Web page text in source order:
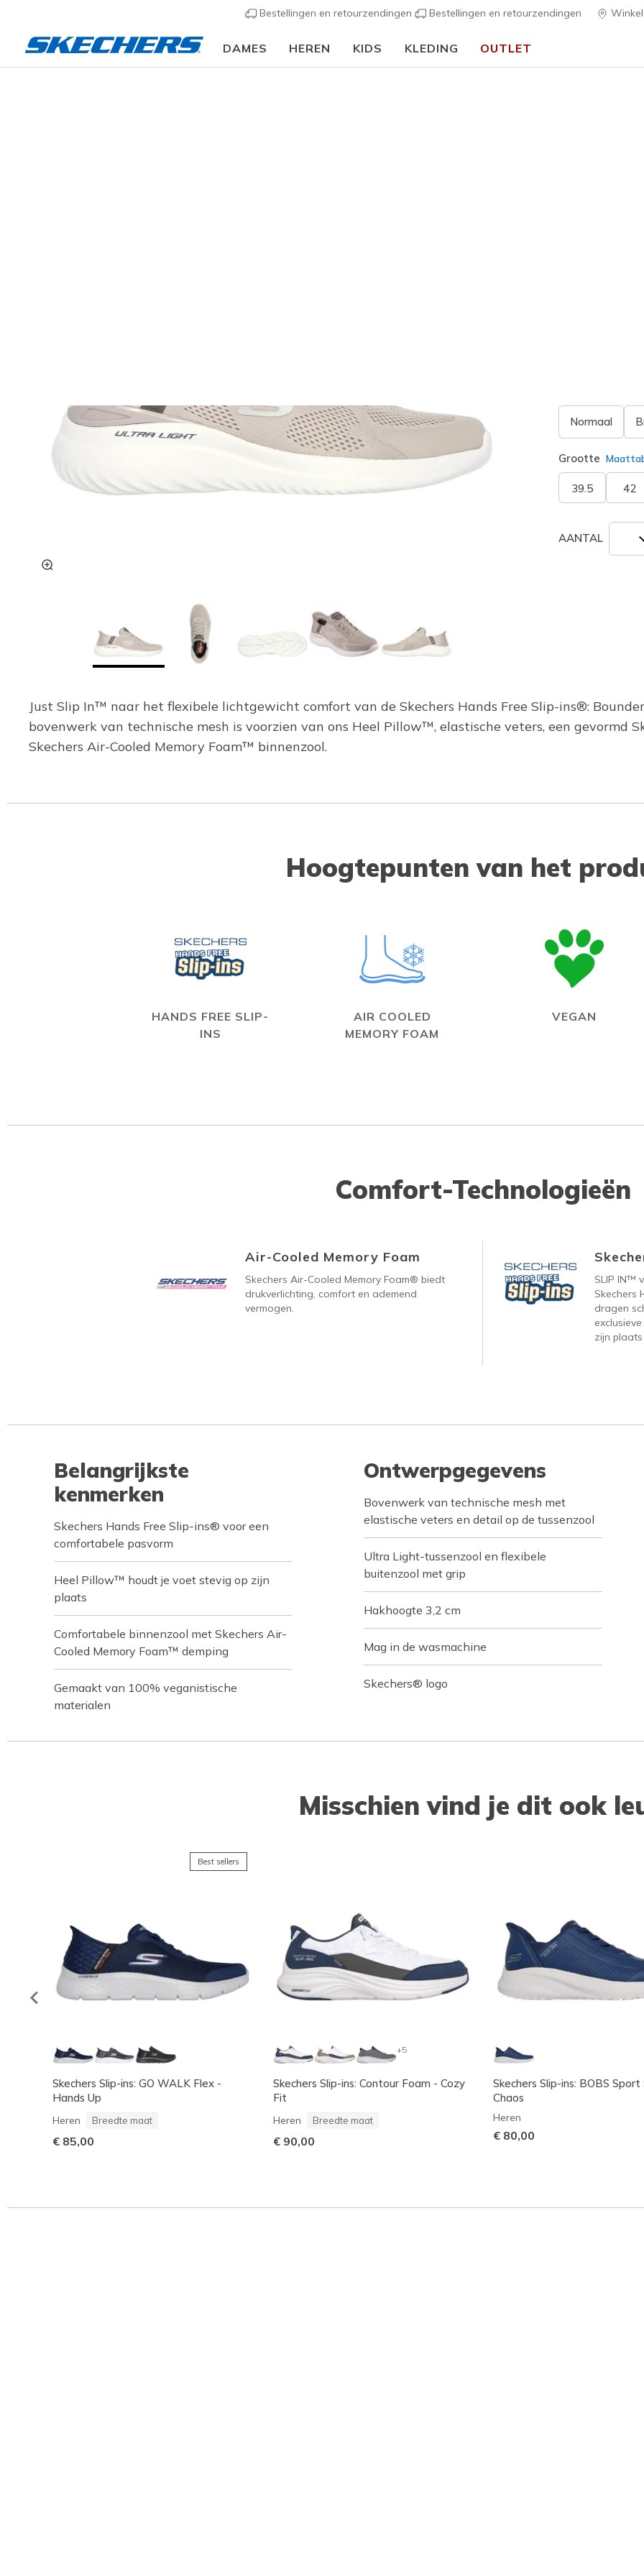
Bestellingen en retourzendingen Bestellingen en retourzendingen
DAMES HEREN KIDS KLEDING OUTLET
Normaal
Grootte
39.5 42
AANTAL
Just Slip In™ naar het flexibele lichtgewicht comfort van de Skechers Hands Free Slip-ins®:
bovenwerk van technische mesh is voorzien van ons Heel Pillow™, elastische veters, een gevormd
Skechers Air-Cooled Memory Foam™ binnenzool.
Hoogtepunten van het
HANDS FREE SLIP-
INS
AIR COOLED
MEMORY FOAM
VEGAN
Comfort-Technologieën
Air-Cooled Memory Foam
Skechers Air-Cooled Memory Foam® biedt
drukverlichting, comfort en ademend
vermogen.
SLIP IN™
Skechers
dragen
zijn
Belangrijkste
kenmerken
Skechers Hands Free Slip-ins® voor een
comfortabele pasvorm
Heel Pillow™ houdt je voet stevig op zijn
plaats
Comfortabele binnenzool met Skechers Air-
Cooled Memory Foam™ demping
Gemaakt van 100% veganistische
materialen
Ontwerpgegevens
Bovenwerk van technische mesh met
elastische veters en detail op de tussenzool
Ultra Light-tussenzool en flexibele
buitenzool met grip
Hakhoogte 3,2 cm
Mag in de wasmachine
Skechers® logo
Misschien vind je dit ook
Best sellers
Skechers Slip-ins: GO WALK Flex -
Hands Up
Heren Breedte maat
€ 85,00
+5
Skechers Slip-ins: Contour Foam - Cozy
Fit
Heren Breedte maat
€ 90,00
Skechers Slip-ins: BOBS Sport
Chaos
Heren
€ 80,00